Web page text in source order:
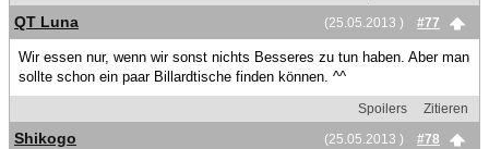
(25.05.2013 )
#77
QT Luna
Wir essen nur, wenn wir sonst nichts Besseres zu tun haben. Aber man
sollte schon ein paar Billardtische finden können. ^^
Spoilers
Zitieren
(25.05.2013 )
#78
Shikogo